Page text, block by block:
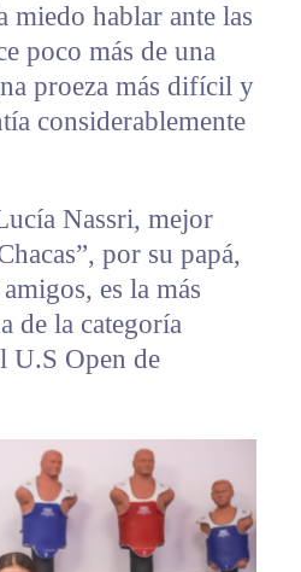
miedo hablar ante las
poco más de una
proeza más difícil y
considerablemente
Nassri, mejor
por su papá,
es la más
de la categoría
U.S Open de